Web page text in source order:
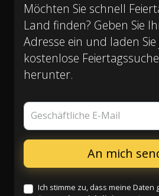
Möchten Sie schnell
Land finden? Geben Sie
Adresse ein und laden
kostenlose
herunter.
Geschäftliche E-Mail
Ich stimme zu, dass meine Daten